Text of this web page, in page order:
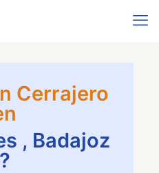
Cerrajero
, Badajoz
?